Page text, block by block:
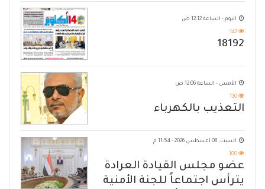
اليوم - الساعة 12:12 ص
147
18192
الأمس - الساعة 12:06 ص
130
التعذيب بالكهرباء
السبت, 08 أغسطس 2026 - 11:54 م
100
عضو مجلس القيادة العرادة
يترأس اجتماعاً للجنة الأمنية